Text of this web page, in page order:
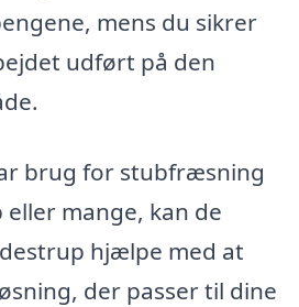
mens du sikrer
udført på den
brug for stubfræsning
mange, kan de
hjælpe med at
der passer til dine